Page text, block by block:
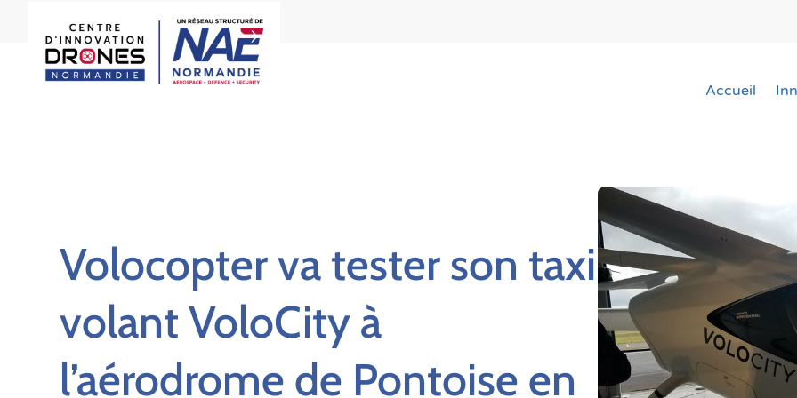
Accueil
Volocopter va tester son taxi
volant VoloCity à
l’aérodrome de Pontoise en